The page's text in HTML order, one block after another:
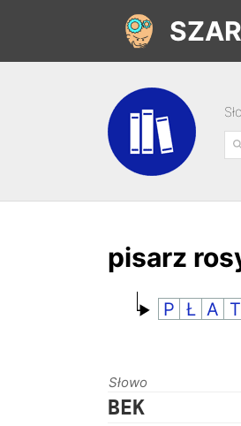
pisarz
P Ł A T
Słowo
BEK